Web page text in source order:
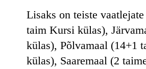
Lisaks on teiste
taim Kursi külas),
külas), Põlvamaal (14+1
külas), Saaremaal (2